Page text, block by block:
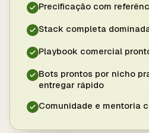
Precificação com
Stack completa
Playbook comercial
Bots prontos por nicho
entregar rápido
Comunidade e mentoria